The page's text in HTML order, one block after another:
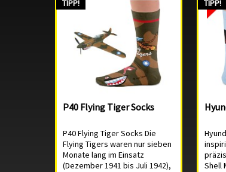
TIPP!
P40 Flying Tiger Socks
P40 Flying Tiger Socks Die
Flying Tigers waren nur sieben
Monate lang im Einsatz
(Dezember 1941 bis Juli 1942),
TIPP!
Shell